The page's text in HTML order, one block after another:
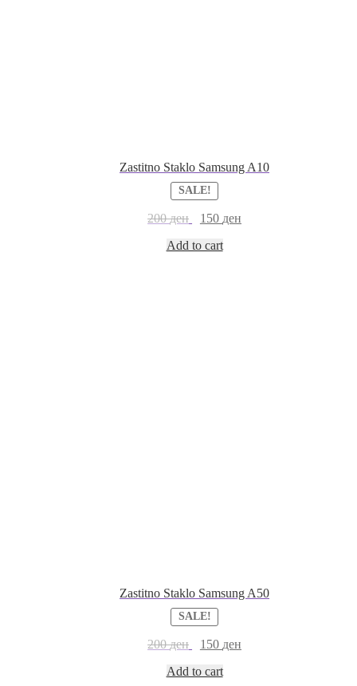
Zastitno Staklo Samsung A10
SALE!
200ден 150 ден
Add to cart
Zastitno Staklo Samsung A50
SALE!
200ден 150 ден
Add to cart